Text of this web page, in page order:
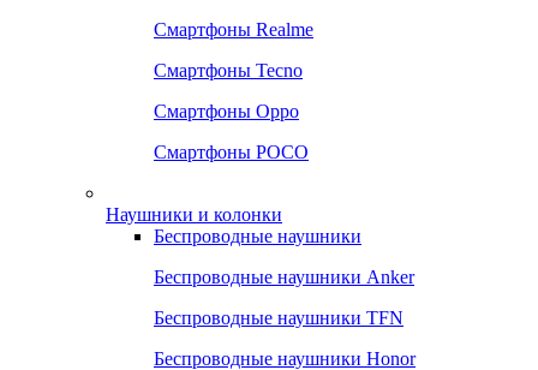
Смартфоны Realme
Смартфоны Tecno
Смартфоны Oppo
Смартфоны POCO
Наушники и колонки
Беспроводные наушники
Беспроводные наушники Anker
Беспроводные наушники TFN
Беспроводные наушники Honor